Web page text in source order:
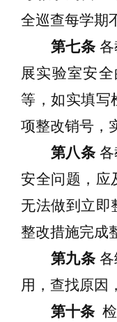
全巡查每学期
第七条 各
展实验室安
等，如实填写
项整改销号，
第八条 各
安全问题，应
无法做到 立即
整改措施完成
第九条
用， 查找原因
第十条